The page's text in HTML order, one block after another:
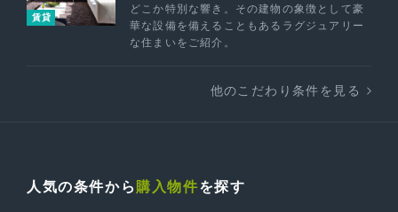
賃貸
どこか特別な響き。その建物の象徴として豪
華な設備を備えることもあるラグジュアリー
な住まいをご紹介。
他のこだわり条件を見る
人気の条件から 購入物件を探す